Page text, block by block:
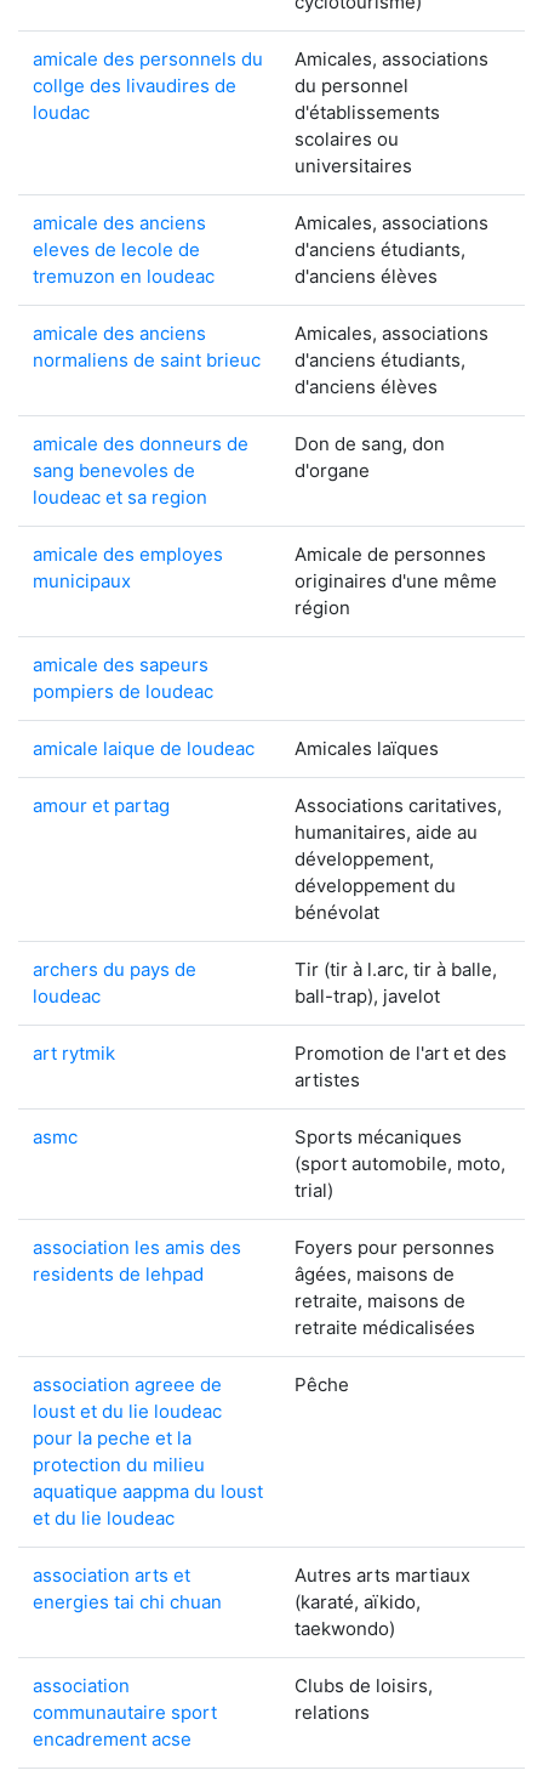
amicale des personnels du
collge des livaudires de
loudac
Amicales, associations
du personnel
d'établissements
scolaires ou
universitaires
amicale des anciens
eleves de lecole de
tremuzon en loudeac
Amicales, associations
d'anciens étudiants,
d'anciens élèves
amicale des anciens
normaliens de saint brieuc
Amicales, associations
d'anciens étudiants,
d'anciens élèves
amicale des donneurs de
sang benevoles de
loudeac et sa region
Don de sang, don
d'organe
amicale des employes
municipaux
Amicale de personnes
originaires d'une même
région
amicale des sapeurs
pompiers de loudeac
amicale laique de loudeac Amicales laïques
amour et partag
Associations caritatives,
humanitaires, aide au
développement,
développement du
bénévolat
archers du pays de
loudeac
Tir (tir à l.arc, tir à balle,
ball-trap), javelot
art rytmik
Promotion de l'art et des
artistes
asmc
Sports mécaniques
(sport automobile, moto,
trial)
association les amis des
residents de lehpad
Foyers pour personnes
âgées, maisons de
retraite, maisons de
retraite médicalisées
association agreee de
loust et du lie loudeac
pour la peche et la
protection du milieu
aquatique aappma du loust
et du lie loudeac
Pêche
association arts et
energies tai chi chuan
Autres arts martiaux
(karaté, aïkido,
taekwondo)
association
communautaire sport
encadrement acse
Clubs de loisirs,
relations